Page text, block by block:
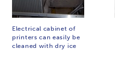
Electrical cabinet of
printers can easily be
cleaned with dry ice